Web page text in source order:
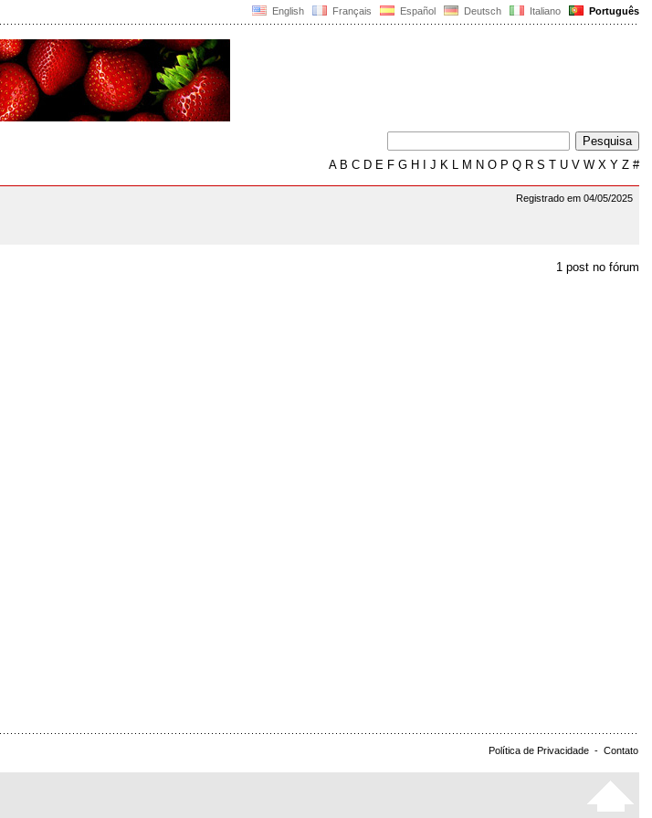
English Français Español Deutsch Italiano Português
AB C D E F G H J K L M N O P Q R S T U V W X Y Z #
Registrado em 04/05/2025
1 post no fórum
Política de Privacidade - Contato